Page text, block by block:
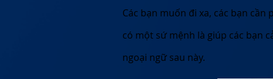
Các bạn muốn đi xa, các bạn
có một sứ mệnh là giúp các bạn
ngoại ngữ sau này.